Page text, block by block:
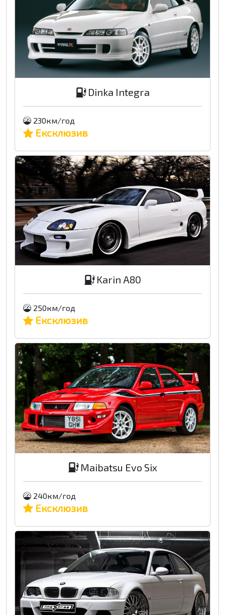
Dinka Integra
230км/год
Ексклюзив
Karin A80
250км/год
Ексклюзив
Maibatsu Evo Six
240км/год
Ексклюзив